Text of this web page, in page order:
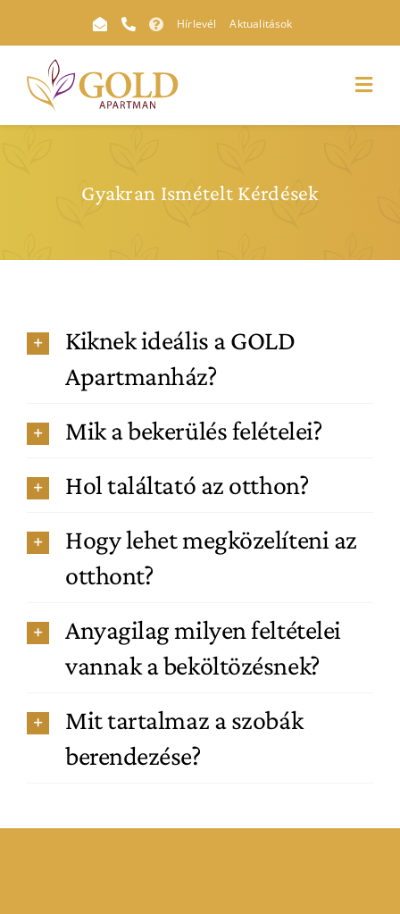
Hírlevél Aktualitások
Gyakran Ismételt Kérdések
Kiknek ideális a GOLD
Apartmanház?
Mik a bekerülés felételei?
Hol találtató az otthon?
Hogy lehet megközelíteni az
otthont?
Anyagilag milyen feltételei
vannak a beköltözésnek?
Mit tartalmaz a szobák
berendezése?